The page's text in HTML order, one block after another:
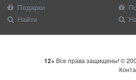
Подарки
Найти
12+ Все права защищены! ©